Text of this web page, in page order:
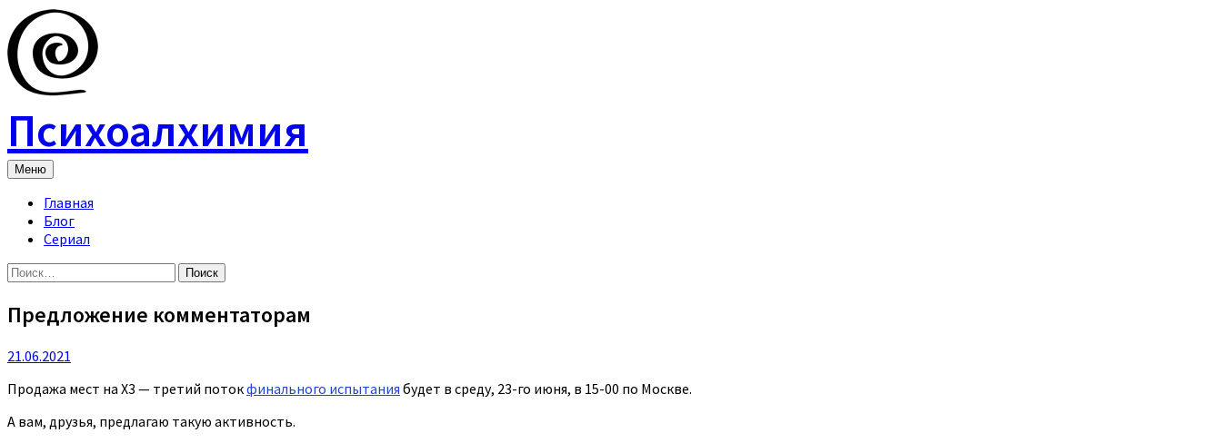
Skip
to
content
Психоалхимия
Меню
Главная
Блог
Сериал
Найти:
Предложение комментаторам
21.06.2021
Продажа мест на Х3 — третий потокфинального испытания будет в среду, 23-го июня, в 15-00 по Москве.
А вам, друзья, предлагаю такую активность.